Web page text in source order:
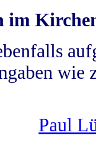
im
wie
Paul